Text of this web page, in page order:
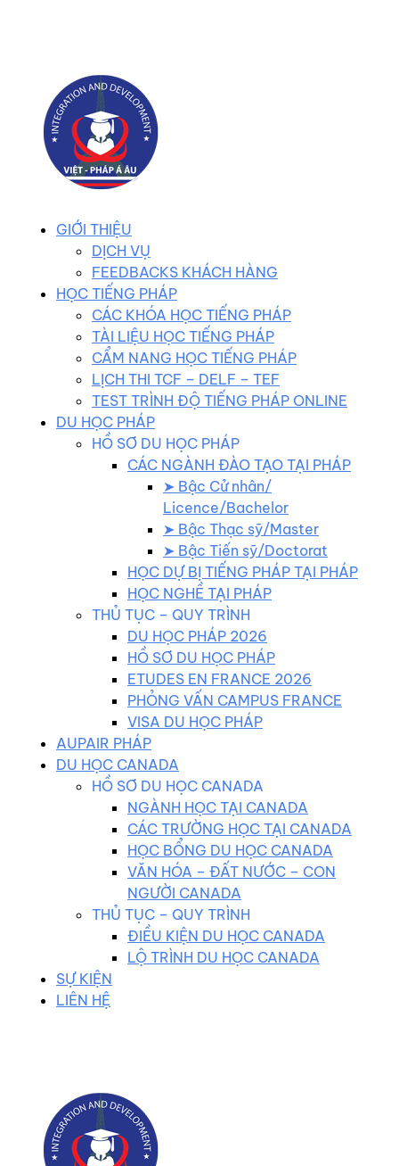
GIỚI THIỆU
DỊCH VỤ
FEEDBACKS KHÁCH HÀNG
HỌC TIẾNG PHÁP
CÁC KHÓA HỌC TIẾNG PHÁP
TÀI LIỆU HỌC TIẾNG PHÁP
CẨM NANG HỌC TIẾNG PHÁP
LỊCH THI TCF – DELF – TEF
TEST TRÌNH ĐỘ TIẾNG PHÁP ONLINE
DU HỌC PHÁP
HỒ SƠ DU HỌC PHÁP
CÁC NGÀNH ĐÀO TẠO TẠI PHÁP
➤ Bậc Cử nhân/
Licence/Bachelor
➤ Bậc Thạc sỹ/Master
➤ Bậc Tiến sỹ/Doctorat
HỌC DỰ BỊ TIẾNG PHÁP TẠI PHÁP
HỌC NGHỀ TẠI PHÁP
THỦ TỤC – QUY TRÌNH
DU HỌC PHÁP 2026
HỒ SƠ DU HỌC PHÁP
ETUDES EN FRANCE 2026
PHỎNG VẤN CAMPUS FRANCE
VISA DU HỌC PHÁP
AUPAIR PHÁP
DU HỌC CANADA
HỒ SƠ DU HỌC CANADA
NGÀNH HỌC TẠI CANADA
CÁC TRƯỜNG HỌC TẠI CANADA
HỌC BỔNG DU HỌC CANADA
VĂN HÓA – ĐẤT NƯỚC – CON
NGƯỜI CANADA
THỦ TỤC – QUY TRÌNH
ĐIỀU KIỆN DU HỌC CANADA
LỘ TRÌNH DU HỌC CANADA
SỰ KIỆN
LIÊN HỆ